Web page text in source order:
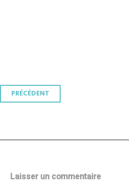
Navigation
PRÉCÉDENT
Laisser un commentaire